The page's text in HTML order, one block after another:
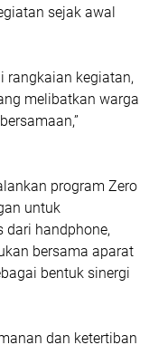
sejak awal
rangkaian kegiatan,
melibatkan warga
program Zero
untuk
dari handphone,
bersama aparat
bentuk sinergi
dan ketertiban